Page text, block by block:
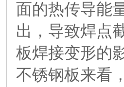
面的热传导能
出，导致焊点
板焊接变形的
不锈钢板来看